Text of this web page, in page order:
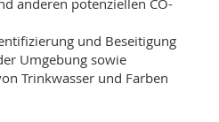
anderen potenziellen CO-
und Beseitigung
Umgebung sowie
Trinkwasser und Farben